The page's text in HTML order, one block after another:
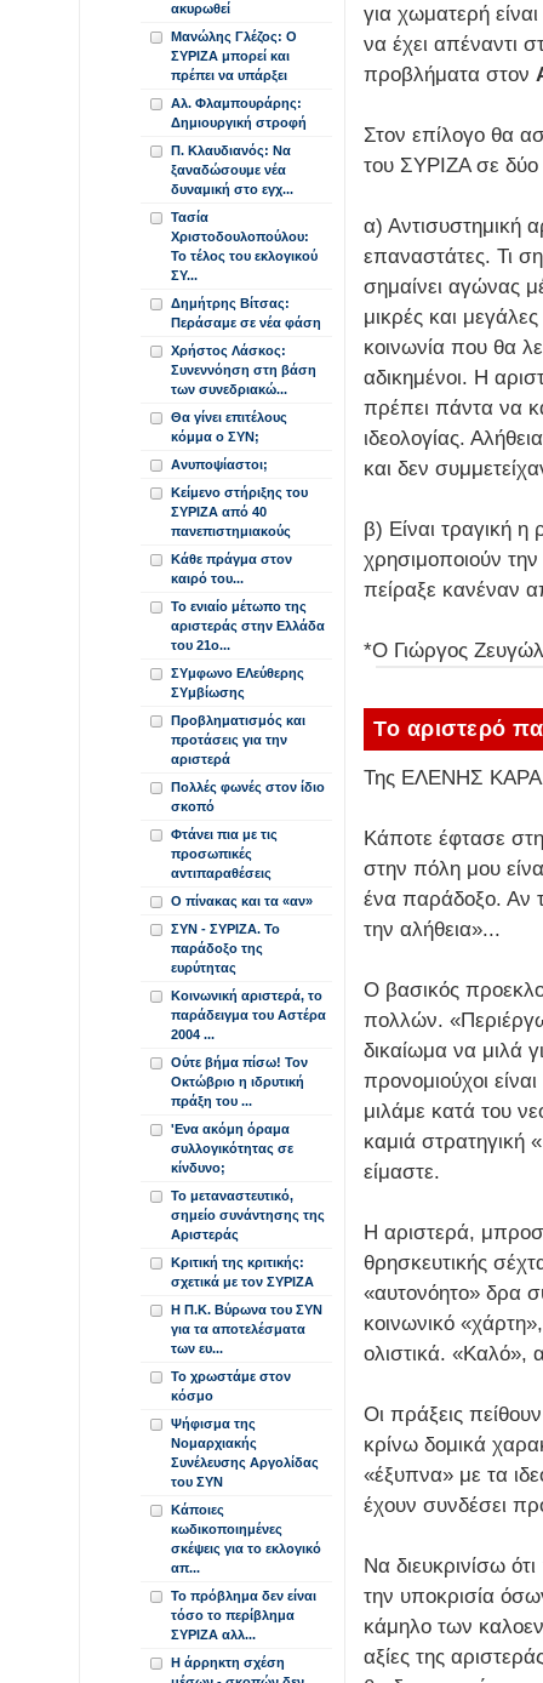
για χωματερή
να έχει απέναντι
προβλήματα στον
Στον επίλογο θα
του ΣΥΡΙΖΑ σε δύο
α) Αντισυστημική
επαναστάτες. Τι
σημαίνει αγώνας
μικρές και
κοινωνία που θα
αδικημένοι. Η
πρέπει πάντα να
ιδεολογίας.
και δεν
β) Είναι τραγική
χρησιμοποιούν
πείραξε κανέναν
*Ο Γιώργος
Το αριστερό
Της ΕΛΕΝΗΣ
Κάποτε έφτασε
στην πόλη μου
ένα παράδοξο. Αν
την αλήθεια»...
Ο βασικός
πολλών.
δικαίωμα να μιλά
προνομιούχοι
μιλάμε κατά του
καμιά στρατηγική
είμαστε.
Η αριστερά,
θρησκευτικής
«αυτονόητο» δρα
κοινωνικό
ολιστικά. «Καλό»,
Οι πράξεις
κρίνω δομικά
«έξυπνα» με τα
έχουν συνδέσει
Να διευκρινίσω
την υποκρισία
κάμηλο των
αξίες της
ακυρωθεί
Μανώλης Γλέζος: Ο
ΣΥΡΙΖΑ μπορεί και
πρέπει να υπάρξει
Αλ. Φλαμπουράρης:
Δημιουργική στροφή
Π. Κλαυδιανός: Να
ξαναδώσουμε νέα
δυναμική στο εγχ...
Τασία
Χριστοδουλοπούλου:
Το τέλος του εκλογικού
ΣΥ...
Δημήτρης Βίτσας:
Περάσαμε σε νέα φάση
Χρήστος Λάσκος:
Συνεννόηση στη βάση
των συνεδριακώ...
Θα γίνει επιτέλους
κόμμα ο ΣΥΝ;
Ανυποψίαστοι;
Κείμενο στήριξης του
ΣΥΡΙΖΑ από 40
πανεπιστημιακούς
Κάθε πράγμα στον
καιρό του...
Το ενιαίο μέτωπο της
αριστεράς στην Ελλάδα
του 21ο...
ΣΥμφωνο ΕΛεύθερης
ΣΥμβίωσης
Προβληματισμός και
προτάσεις για την
αριστερά
Πολλές φωνές στον ίδιο
σκοπό
Φτάνει πια με τις
προσωπικές
αντιπαραθέσεις
Ο πίνακας και τα «αν»
ΣYN - ΣΥΡΙΖΑ. Το
παράδοξο της
ευρύτητας
Κοινωνική αριστερά, το
παράδειγμα του Αστέρα
2004 ...
Ούτε βήμα πίσω! Τον
Οκτώβριο η ιδρυτική
πράξη του ...
'Ενα ακόμη όραμα
συλλογικότητας σε
κίνδυνο;
Το μεταναστευτικό,
σημείο συνάντησης της
Αριστεράς
Κριτική της κριτικής:
σχετικά με τον ΣΥΡΙΖΑ
Η Π.Κ. Βύρωνα του ΣΥΝ
για τα αποτελέσματα
των ευ...
Το χρωστάμε στον
κόσμο
Ψήφισμα της
Νομαρχιακής
Συνέλευσης Αργολίδας
του ΣΥΝ
Κάποιες
κωδικοποιημένες
σκέψεις για το εκλογικό
απ...
Το πρόβλημα δεν είναι
τόσο το περίβλημα
ΣΥΡΙΖΑ αλλ...
Η άρρηκτη σχέση